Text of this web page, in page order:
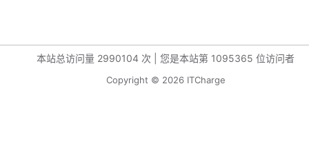
本站总访问量 2990104 次 您是本站第 1095365 位访问者
Copyright © 2026 ITCharge